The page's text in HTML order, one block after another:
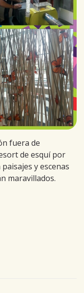
fuera de
de esquí por
y escenas
maravillados.